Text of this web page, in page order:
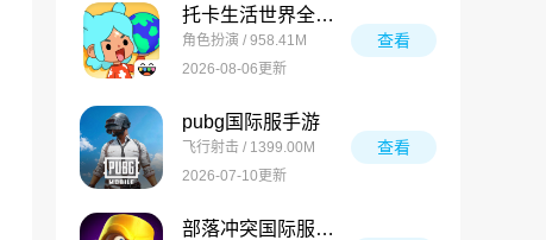
托卡生活世界全解锁版
角色扮演 / 958.41M
2026-08-06更新
查看
pubg国际服手游
飞行射击 / 1399.00M
2026-07-10更新
查看
部落冲突国际服最新版